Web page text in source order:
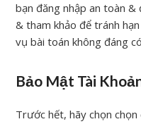
bạn đăng nhập an toàn &
& tham khảo để tránh
vụ bài toán không đáng
Bảo Mật Tài
Trước hết, hãy chọn